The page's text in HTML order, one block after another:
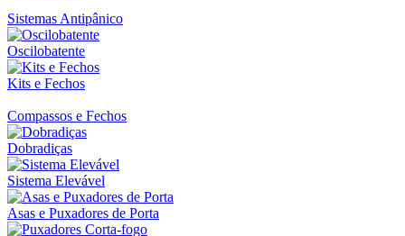
Sistemas Antipânico
Oscilobatente
Kits e Fechos
Compassos e Fechos
Dobradiças
Sistema Elevável
Asas e Puxadores de Porta